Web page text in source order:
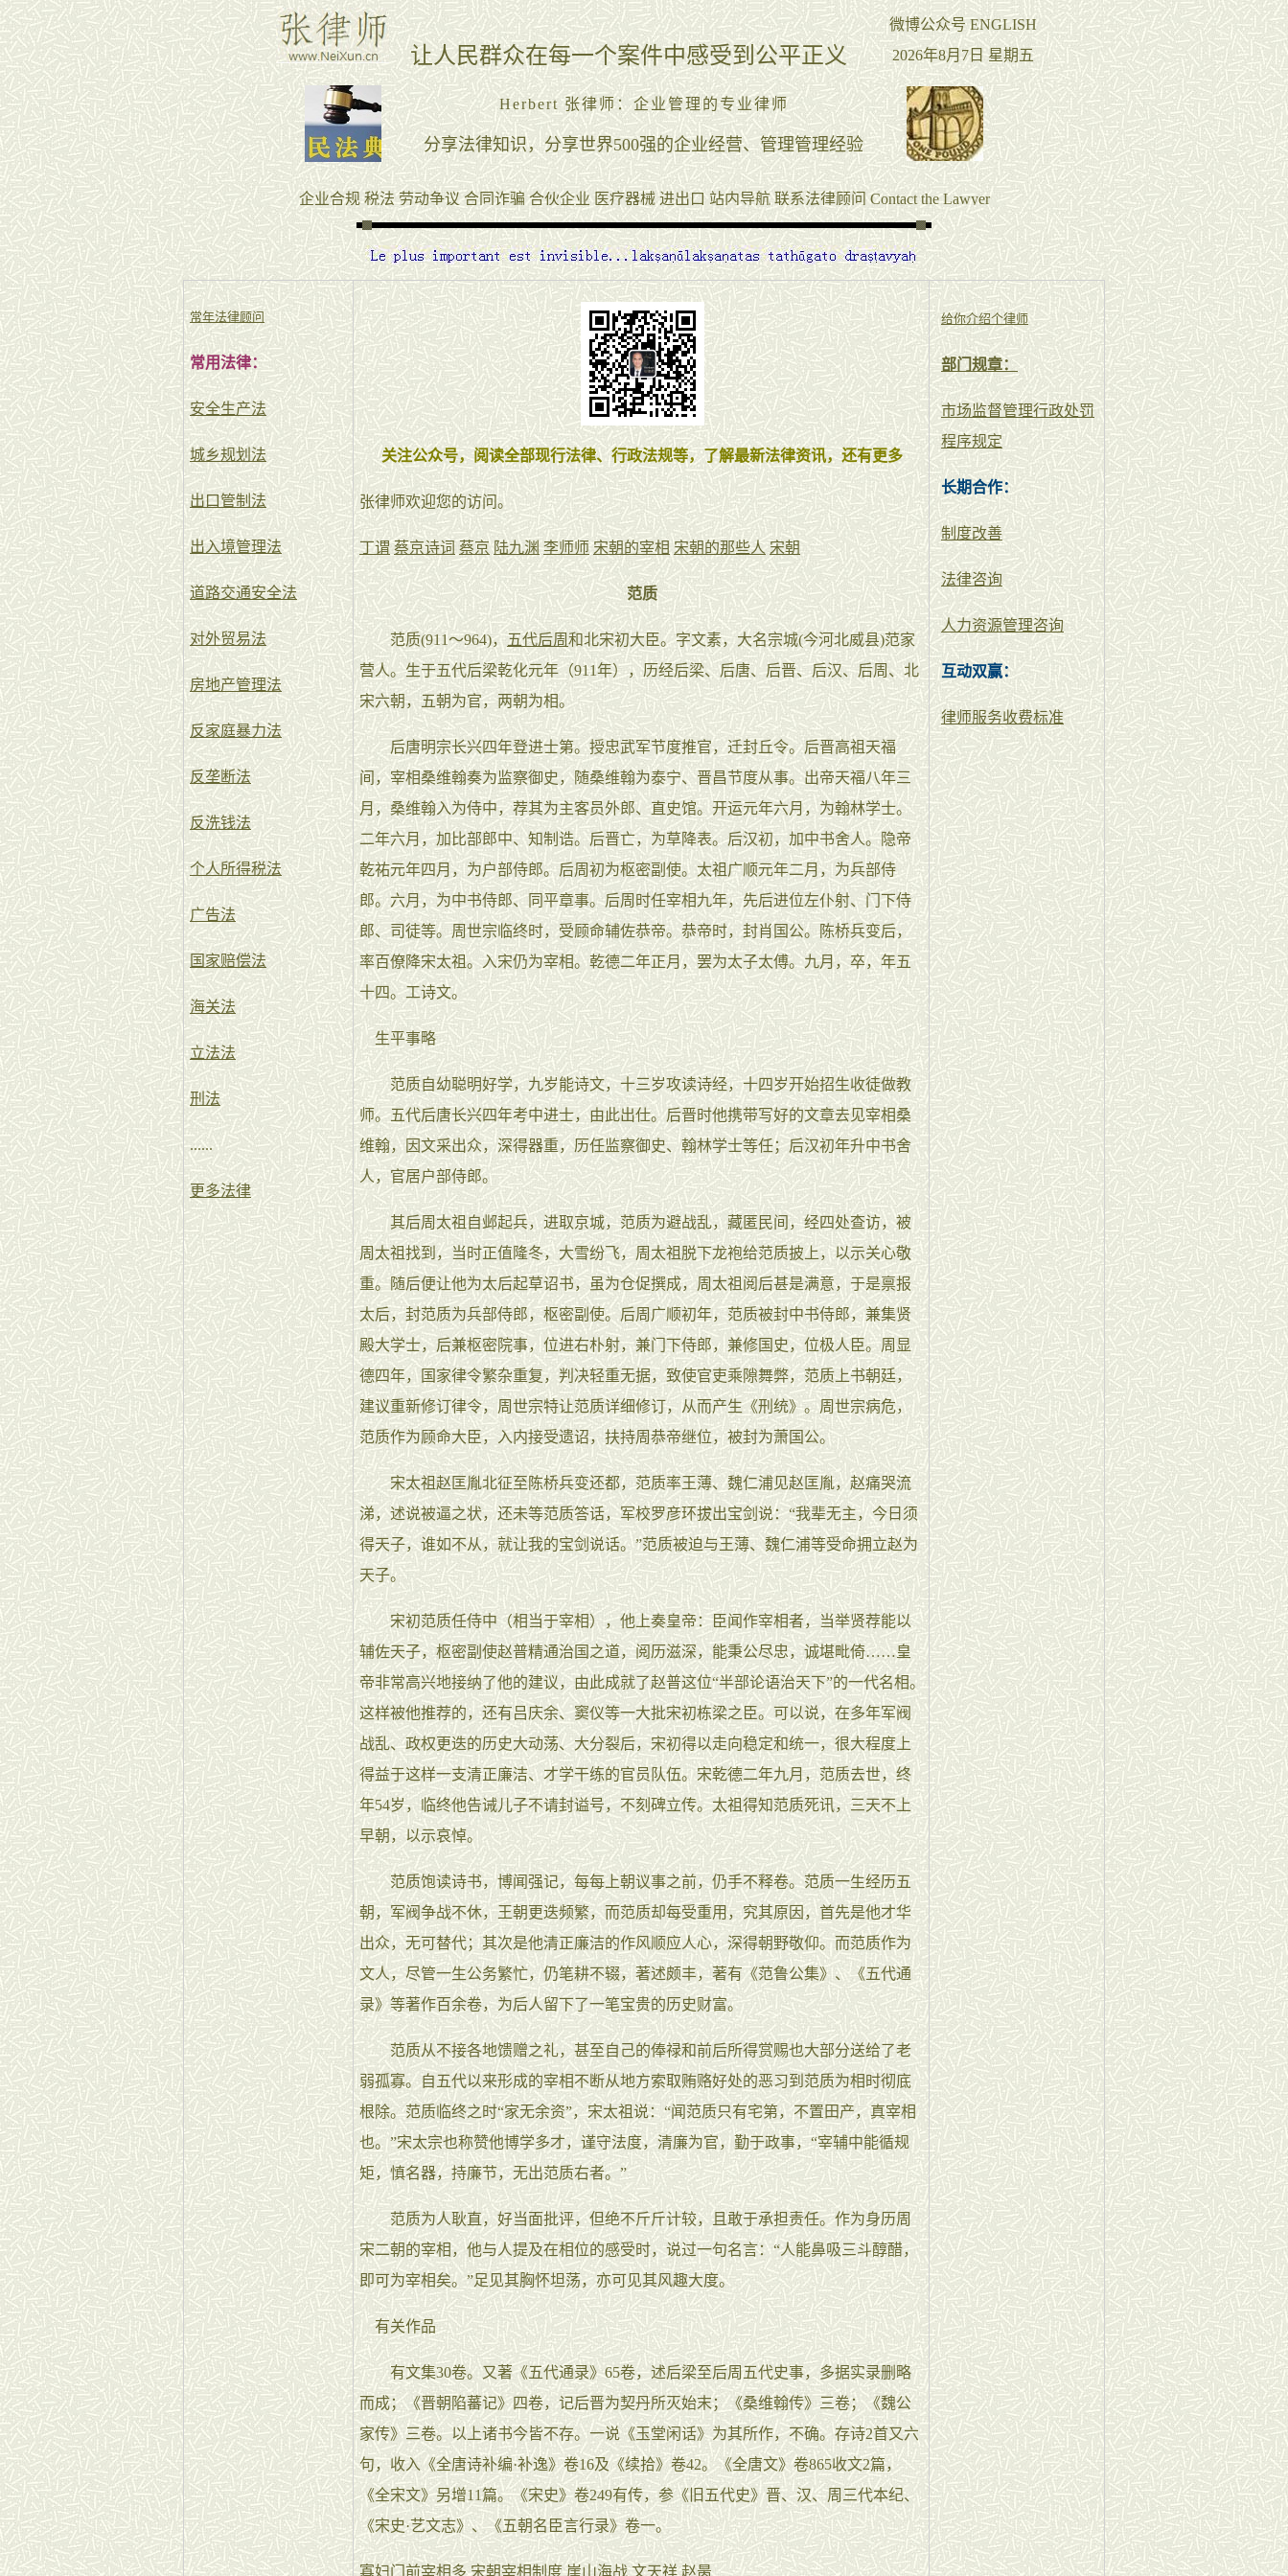
常年法律顾问
常用法律：
安全生产法
城乡规划法
出口管制法
出入境管理法
道路交通安全法
对外贸易法
房地产管理法
反家庭暴力法
反垄断法
反洗钱法
个人所得税法
广告法
国家赔偿法
海关法
立法法
刑法
......
更多法律
关注公众号，阅读全部现行法律、行政法规等，了解最新法律资讯，还有更多
张律师欢迎您的访问。
丁谓 蔡京诗词 蔡京 陆九渊 李师师 宋朝的宰相 宋朝的那些人 宋朝
范质
范质(911～964)，五代后周和北宋初大臣。字文素，大名宗城(今河北威县)范家
营人。生于五代后梁乾化元年（911年），历经后梁、后唐、后晋、后汉、后周、北
宋六朝，五朝为官，两朝为相。
后唐明宗长兴四年登进士第。授忠武军节度推官，迁封丘令。后晋高祖天福
间，宰相桑维翰奏为监察御史，随桑维翰为泰宁、晋昌节度从事。出帝天福八年三
月，桑维翰入为侍中，荐其为主客员外郎、直史馆。开运元年六月，为翰林学士。
二年六月，加比部郎中、知制诰。后晋亡，为草降表。后汉初，加中书舍人。隐帝
乾祐元年四月，为户部侍郎。后周初为枢密副使。太祖广顺元年二月，为兵部侍
郎。六月，为中书侍郎、同平章事。后周时任宰相九年，先后进位左仆射、门下侍
郎、司徒等。周世宗临终时，受顾命辅佐恭帝。恭帝时，封肖国公。陈桥兵变后，
率百僚降宋太祖。入宋仍为宰相。乾德二年正月，罢为太子太傅。九月，卒，年五
十四。工诗文。
生平事略
范质自幼聪明好学，九岁能诗文，十三岁攻读诗经，十四岁开始招生收徒做教
师。五代后唐长兴四年考中进士，由此出仕。后晋时他携带写好的文章去见宰相桑
维翰，因文采出众，深得器重，历任监察御史、翰林学士等任；后汉初年升中书舍
人，官居户部侍郎。
其后周太祖自邺起兵，进取京城，范质为避战乱，藏匿民间，经四处查访，被
周太祖找到，当时正值隆冬，大雪纷飞，周太祖脱下龙袍给范质披上，以示关心敬
重。随后便让他为太后起草诏书，虽为仓促撰成，周太祖阅后甚是满意，于是禀报
太后，封范质为兵部侍郎，枢密副使。后周广顺初年，范质被封中书侍郎，兼集贤
殿大学士，后兼枢密院事，位进右朴射，兼门下侍郎，兼修国史，位极人臣。周显
德四年，国家律令繁杂重复，判决轻重无据，致使官吏乘隙舞弊，范质上书朝廷，
建议重新修订律令，周世宗特让范质详细修订，从而产生《刑统》。周世宗病危，
范质作为顾命大臣，入内接受遗诏，扶持周恭帝继位，被封为萧国公。
宋太祖赵匡胤北征至陈桥兵变还都，范质率王薄、魏仁浦见赵匡胤，赵痛哭流
涕，述说被逼之状，还未等范质答话，军校罗彦环拔出宝剑说：“我辈无主，今日须
得天子，谁如不从，就让我的宝剑说话。”范质被迫与王薄、魏仁浦等受命拥立赵为
天子。
宋初范质任侍中（相当于宰相），他上奏皇帝：臣闻作宰相者，当举贤荐能以
辅佐天子，枢密副使赵普精通治国之道，阅历滋深，能秉公尽忠，诚堪毗倚……皇
帝非常高兴地接纳了他的建议，由此成就了赵普这位“半部论语治天下”的一代名相。
这样被他推荐的，还有吕庆余、窦仪等一大批宋初栋梁之臣。可以说，在多年军阀
战乱、政权更迭的历史大动荡、大分裂后，宋初得以走向稳定和统一，很大程度上
得益于这样一支清正廉洁、才学干练的官员队伍。宋乾德二年九月，范质去世，终
年54岁，临终他告诫儿子不请封谥号，不刻碑立传。太祖得知范质死讯，三天不上
早朝，以示哀悼。
范质饱读诗书，博闻强记，每每上朝议事之前，仍手不释卷。范质一生经历五
朝，军阀争战不休，王朝更迭频繁，而范质却每受重用，究其原因，首先是他才华
出众，无可替代；其次是他清正廉洁的作风顺应人心，深得朝野敬仰。而范质作为
文人，尽管一生公务繁忙，仍笔耕不辍，著述颇丰，著有《范鲁公集》、《五代通
录》等著作百余卷，为后人留下了一笔宝贵的历史财富。
范质从不接各地馈赠之礼，甚至自己的俸禄和前后所得赏赐也大部分送给了老
弱孤寡。自五代以来形成的宰相不断从地方索取贿赂好处的恶习到范质为相时彻底
根除。范质临终之时“家无余资”，宋太祖说：“闻范质只有宅第，不置田产，真宰相
也。”宋太宗也称赞他博学多才，谨守法度，清廉为官，勤于政事，“宰辅中能循规
矩，慎名器，持廉节，无出范质右者。”
范质为人耿直，好当面批评，但绝不斤斤计较，且敢于承担责任。作为身历周
宋二朝的宰相，他与人提及在相位的感受时，说过一句名言：“人能鼻吸三斗醇醋，
即可为宰相矣。”足见其胸怀坦荡，亦可见其风趣大度。
有关作品
有文集30卷。又著《五代通录》65卷，述后梁至后周五代史事，多据实录删略
而成；《晋朝陷蕃记》四卷，记后晋为契丹所灭始末；《桑维翰传》三卷；《魏公
家传》三卷。以上诸书今皆不存。一说《玉堂闲话》为其所作，不确。存诗2首又六
句，收入《全唐诗补编·补逸》卷16及《续拾》卷42。《全唐文》卷865收文2篇，
《全宋文》另增11篇。《宋史》卷249有传，参《旧五代史》晋、汉、周三代本纪、
《宋史·艺文志》、《五朝名臣言行录》卷一。
寡妇门前宰相多 宋朝宰相制度 崖山海战 文天祥 赵昺
给你介绍个律师
部门规章：
市场监督管理行政处罚
程序规定
长期合作：
制度改善
法律咨询
人力资源管理咨询
互动双赢：
律师服务收费标准